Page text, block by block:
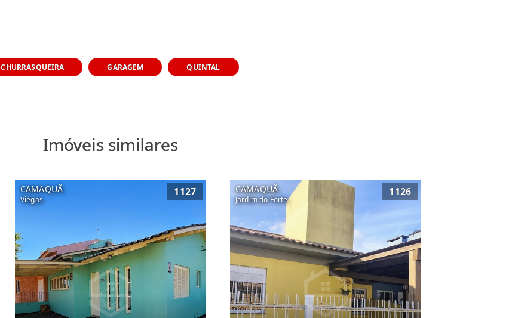
CHURRASQUEIRA GARAGEM QUINTAL
Imóveis similares
CAMAQUÃ
Viégas
1127 CAMAQUÃ
Jardim do Forte
1126